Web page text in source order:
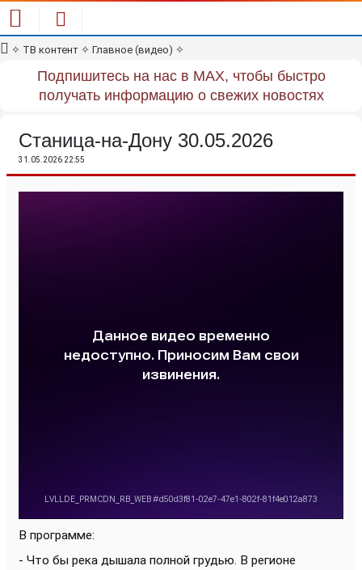
✧ ТВ контент ✧ Главное (видео) ✧
Подпишитесь на нас в MAX, чтобы быстро
получать информацию о свежих новостях
Станица-на-Дону 30.05.2026
31.05.2026 22:55
В программе:
- Что бы река дышала полной грудью. В регионе